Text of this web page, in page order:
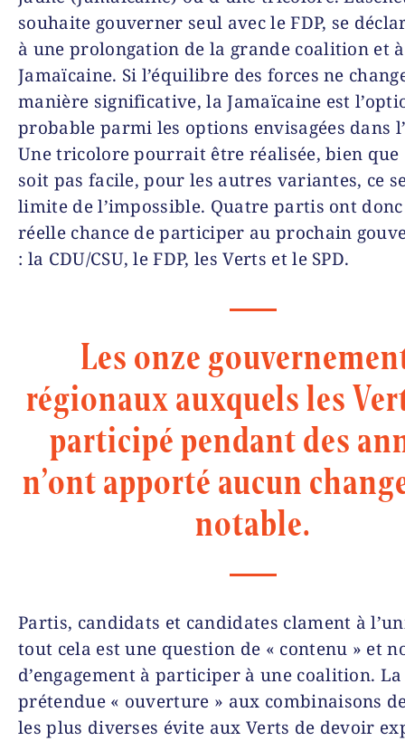
souhaite gouverner seul avec le FDP, se
à une prolongation de la grande coalition et
Jamaïcaine. Si l’équilibre des forces ne
manière significative, la Jamaïcaine est
probable parmi les options envisagées dans
Une tricolore pourrait être réalisée, bien que
soit pas facile, pour les autres variantes, ce
limite de l’impossible. Quatre partis ont
réelle chance de participer au prochain
: la CDU/CSU, le FDP, les Verts et le SPD.
Les onze
régionaux auxquels les
participé pendant des
n’ont apporté aucun
notable.
Partis, candidats et candidates clament à
tout cela est une question de « contenu » et
d’engagement à participer à une coalition. La
prétendue « ouverture » aux combinaisons
les plus diverses évite aux Verts de devoir